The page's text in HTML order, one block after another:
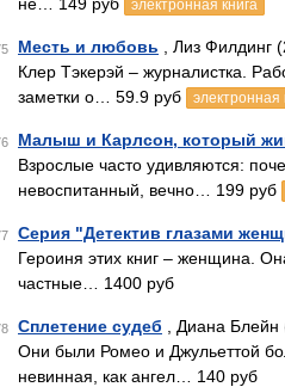
электронная книга
Месть и любовь , Лиз Филдинг
Клер Тэкерэй – журналистка.
заметки о… 59.9 руб
электронная
Малыш и Карлсон, который
Взрослые часто удивляются:
невоспитанный, вечно… 199 руб
Серия "Детектив глазами
Героиня этих книг – женщина.
частные… 1400 руб
Сплетение судеб , Диана Блейн
Они были Ромео и Джульеттой
невинная, как ангел… 140 руб